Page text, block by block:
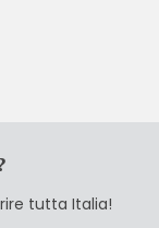
tutta Italia!